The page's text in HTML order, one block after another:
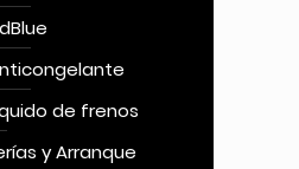
de frenos
y Arranque